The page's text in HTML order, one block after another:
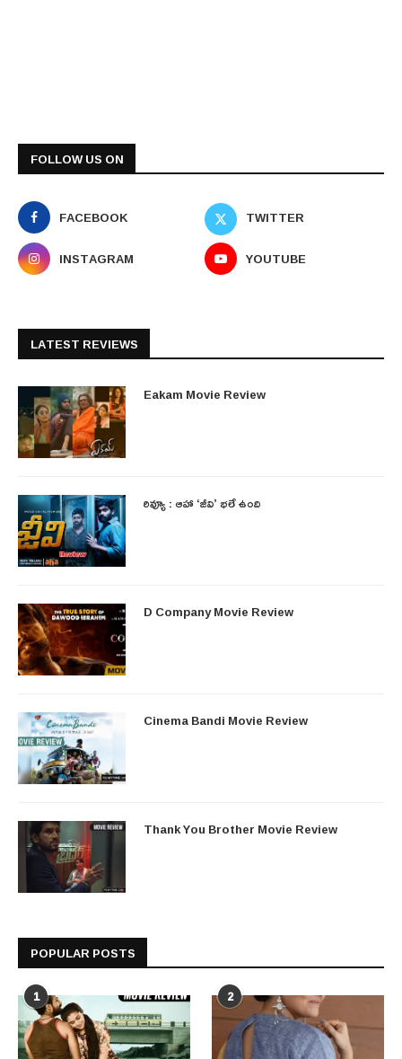
FOLLOW US ON
FACEBOOK
TWITTER
INSTAGRAM
YOUTUBE
LATEST REVIEWS
Eakam Movie Review
రివ్యూ : ఆహా ‘జీవి’ భలే ఉంది
D Company Movie Review
Cinema Bandi Movie Review
Thank You Brother Movie Review
POPULAR POSTS
1 2